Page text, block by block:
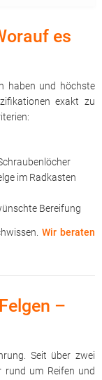
es
haben und höchste
exakt zu
im Radkasten
Bereifung
Wir beraten
–
Seit über zwei
um Reifen und